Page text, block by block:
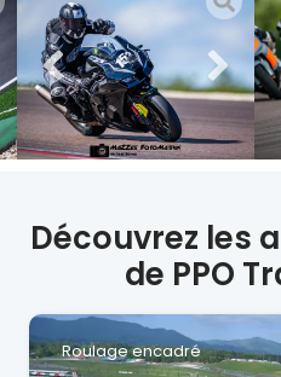
Découvrez les
de PPO
Roulage encadré